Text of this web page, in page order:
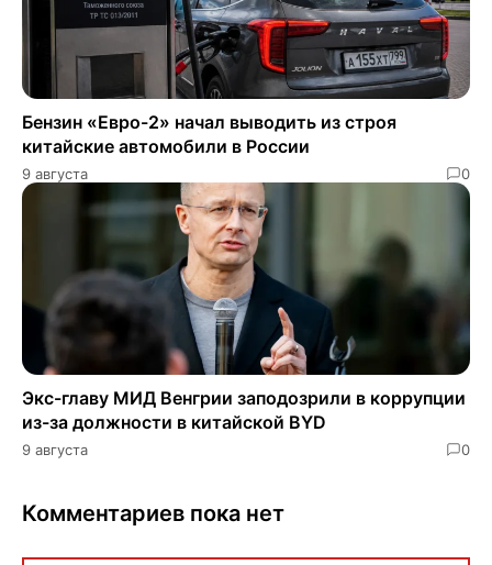
Бензин «Евро-2» начал выводить из строя
китайские автомобили в России
9 августа 0
Экс-главу МИД Венгрии заподозрили в коррупции
из-за должности в китайской BYD
9 августа 0
Комментариев пока нет